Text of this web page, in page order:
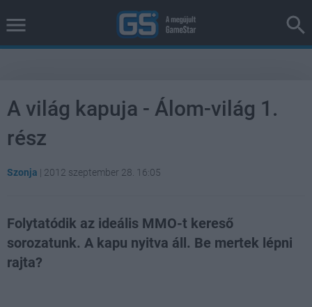
A világ kapuja - Álom-világ 1.
rész
Szonja | 2012 szeptember 28. 16:05
Folytatódik az ideális MMO-t kereső
sorozatunk. A kapu nyitva áll. Be mertek lépni
rajta?